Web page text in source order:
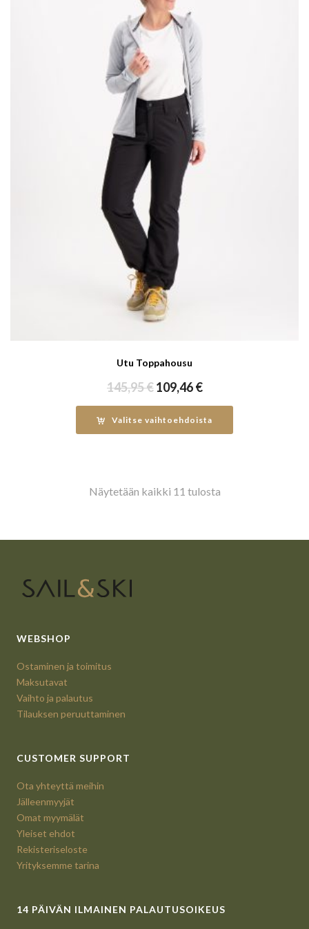
Utu Toppahousu
145,95€ Alkuperäinen
oli:
145,95 €.
109,46€Nykyinen
on:
109,46 €.
Valitse vaihtoehdoista
Näytetään kaikki 11 tulosta
WEBSHOP
Ostaminen ja toimitus
Maksutavat
Vaihto ja palautus
Tilauksen peruuttaminen
CUSTOMER SUPPORT
Ota yhteyttä meihin
Jälleenmyyjät
Omat myymälät
Yleiset ehdot
Rekisteriseloste
Yrityksemme tarina
14 PÄIVÄN ILMAINEN PALAUTUSOIKEUS